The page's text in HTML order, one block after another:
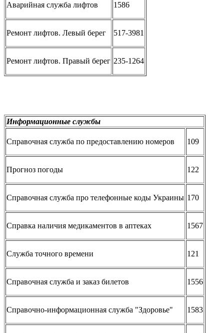
Аварийная служба лифтов 1586
Ремонт лифтов. Левый берег 517-3981
Ремонт лифтов. Правый берег 235-1264
Информационные службы
Справочная служба по предоставлению номеров 109
Прогноз погоды 122
Справочная служба про телефонные коды Украины 170
Справка наличия медикаментов в аптеках 1567
Служба точного времени 121
Справочная служба и заказ билетов 1556
Справочно-информационная служба "Здоровье" 1583